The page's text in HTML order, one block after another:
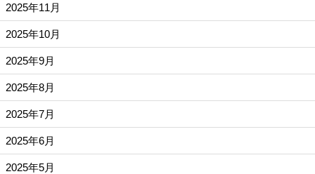
2025年11月
2025年10月
2025年9月
2025年8月
2025年7月
2025年6月
2025年5月